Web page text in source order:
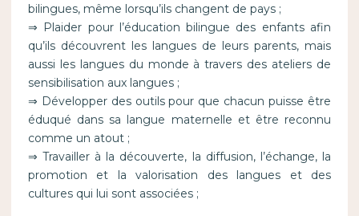
bilingues, même lorsqu’ils changent de pays ;
⇒ Plaider pour l’éducation bilingue des enfants afin
qu’ils découvrent les langues de leurs parents, mais
aussi les langues du monde à travers des ateliers de
sensibilisation aux langues ;
⇒ Développer des outils pour que chacun puisse être
éduqué dans sa langue maternelle et être reconnu
comme un atout ;
⇒ Travailler à la découverte, la diffusion, l’échange, la
promotion et la valorisation des langues et des
cultures qui lui sont associées ;